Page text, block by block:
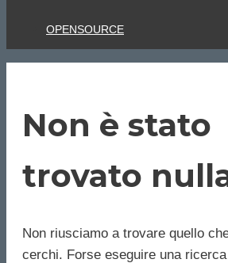
OPENSOURCE
Non è stato
trovato
Non riusciamo a trovare quello
cerchi. Forse eseguire una ricerca